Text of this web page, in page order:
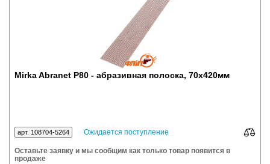
Mirka Abranet P80 - абразивная полоска, 70x420мм
арт. 108704-5264 Ожидается поступление
Оставьте заявку и мы сообщим как только товар появится в
продаже